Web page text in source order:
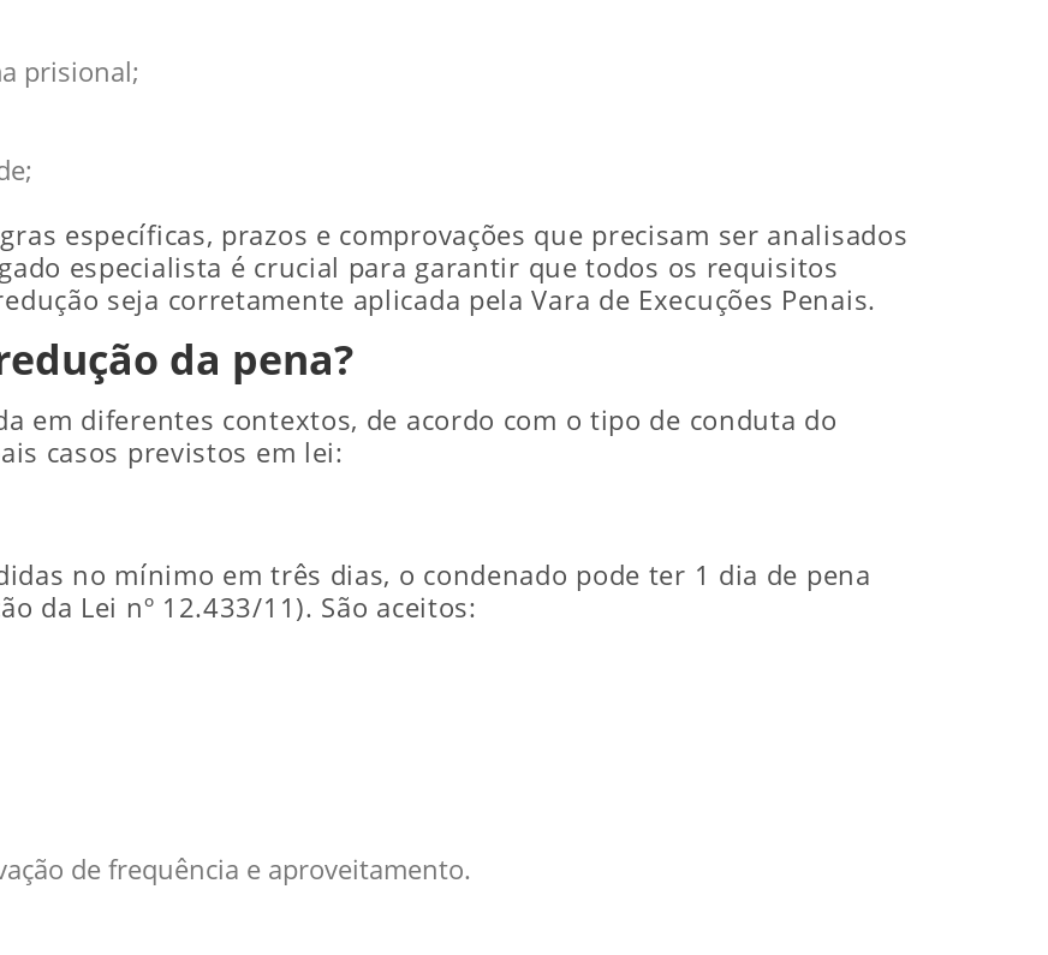
prisional;
específicas, prazos e comprovações que precisam ser analisados
especialista é crucial para garantir que todos os requisitos
seja corretamente aplicada pela Vara de Execuções Penais.
da pena?
em diferentes contextos, de acordo com o tipo de conduta do
casos previstos em lei:
no mínimo em três dias, o condenado pode ter 1 dia de pena
da Lei nº 12.433/11). São aceitos:
de frequência e aproveitamento.